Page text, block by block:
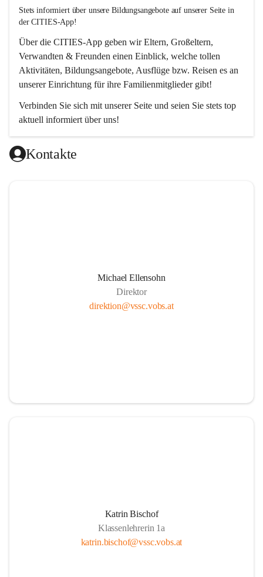
Stets informiert über unsere Bildungsangebote auf unserer Seite in
der CITIES-App!
Über die CITIES-App geben wir Eltern, Großeltern,
Verwandten & Freunden einen Einblick, welche tollen
Aktivitäten, Bildungsangebote, Ausflüge bzw. Reisen es an
unserer Einrichtung für ihre Familienmitglieder gibt!
Verbinden Sie sich mit unserer Seite und seien Sie stets top
aktuell informiert über uns!
Kontakte
Michael Ellensohn
Direktor
direktion@vssc.vobs.at
Katrin Bischof
Klassenlehrerin 1a
katrin.bischof@vssc.vobs.at